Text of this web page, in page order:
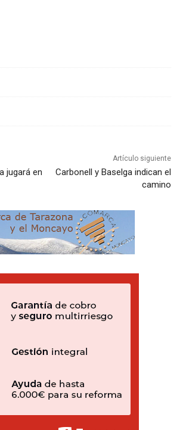
jugará en
Artículo siguiente
Carbonell y Baselga indican el
camino